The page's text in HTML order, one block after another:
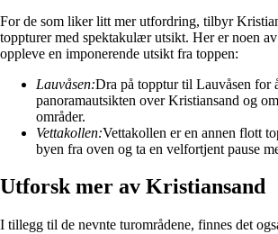
For de som liker litt mer utfordring, tilbyr
toppturer med spektakulær utsikt. Her er noen av
oppleve en imponerende utsikt fra toppen:
Lauvåsen:Dra på topptur til Lauvåsen for
panoramautsikten over Kristiansand og
områder.
Vettakollen:Vettakollen er en annen flott
byen fra oven og ta en velfortjent pause
Utforsk mer av Kristiansand
I tillegg til de nevnte turområdene, finnes det